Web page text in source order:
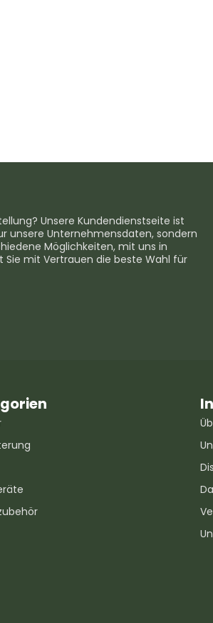
Unsere Kundendienstseite ist
unsere Unternehmensdaten, sondern
Möglichkeiten, mit uns in
mit Vertrauen die beste Wahl für